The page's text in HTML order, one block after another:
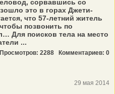
сорвавшись со
это в горах Джети-
что 57-летний житель
позвонить по
Для поисков тела на место
...
Просмотров: 2288 Комментариев: 0
29 мая 2014